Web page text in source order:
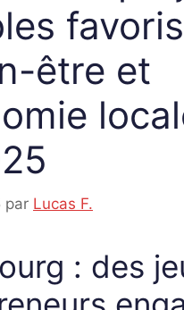
être et
par Lucas F.
: des